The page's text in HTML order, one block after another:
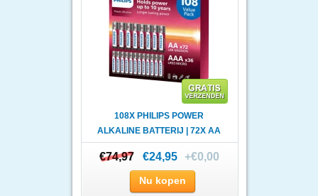
108X PHILIPS POWER
ALKALINE BATTERIJ | 72X AA
+ 36..
€74,97
€74,97 €24,95 +€0,00
Nu kopen